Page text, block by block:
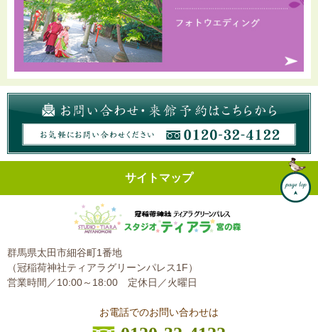
サイトマップ
群馬県太田市細谷町1番地
（冠稲荷神社ティアラグリーンパレス1F）
営業時間／10:00～18:00 定休日／火曜日
お電話でのお問い合わせは